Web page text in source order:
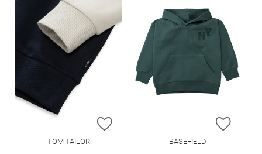
ZUR WUNSCHLISTE HINZUFÜGEN
TOM TAILOR
ZUR
BASEFIELD